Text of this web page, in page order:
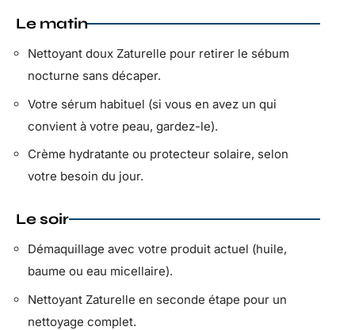
Le matin
Nettoyant doux Zaturelle pour retirer le sébum
nocturne sans décaper.
Votre sérum habituel (si vous en avez un qui
convient à votre peau, gardez-le).
Crème hydratante ou protecteur solaire, selon
votre besoin du jour.
Le soir
Démaquillage avec votre produit actuel (huile,
baume ou eau micellaire).
Nettoyant Zaturelle en seconde étape pour un
nettoyage complet.